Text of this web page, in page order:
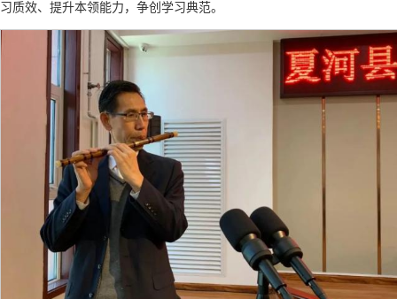
习质效、提升本领能力，争创学习典范。